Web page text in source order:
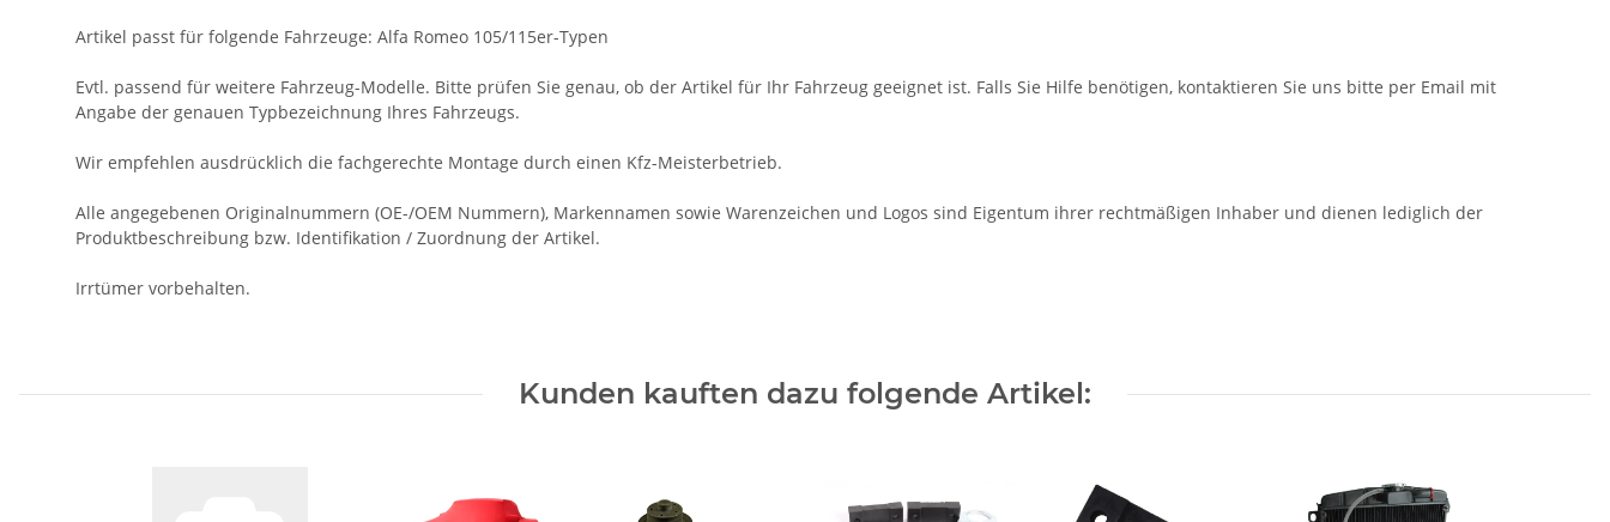
Artikel passt für folgende Fahrzeuge: Alfa Romeo 105/115er-Typen
Evtl. passend für weitere Fahrzeug-Modelle. Bitte prüfen Sie genau, ob der Artikel für Ihr Fahrzeug geeignet ist. Falls Sie Hilfe benötigen, kontaktieren Sie uns bitte per Email mit
Angabe der genauen Typbezeichnung Ihres Fahrzeugs.
Wir empfehlen ausdrücklich die fachgerechte Montage durch einen Kfz-Meisterbetrieb.
Alle angegebenen Originalnummern (OE-/OEM Nummern), Markennamen sowie Warenzeichen und Logos sind Eigentum ihrer rechtmäßigen Inhaber und dienen lediglich der
Produktbeschreibung bzw. Identifikation / Zuordnung der Artikel.
Irrtümer vorbehalten.
Kunden kauften dazu folgende Artikel: